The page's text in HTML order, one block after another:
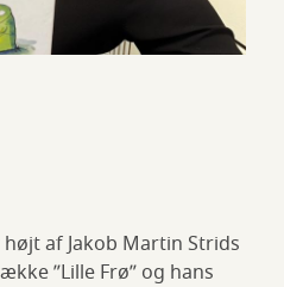
af Jakob Martin Strids
”Lille Frø” og hans